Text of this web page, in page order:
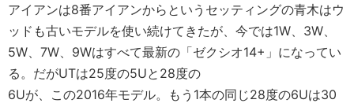
アイアンは8番アイアンからというセッティングの青木はウ
ッドも古いモデルを使い続けてきたが、今では1W、3W、
5W、7W、9Wはすべて最新の「ゼクシオ14+」になってい
る。だがUTは25度の5Uと28度の
6Uが、この2016年モデル。もう1本の同じ28度の6Uは30